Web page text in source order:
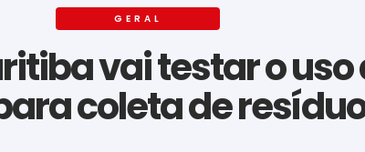
GERAL
vai testar o
coleta de